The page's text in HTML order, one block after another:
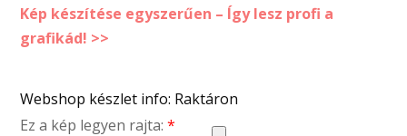
Kép készítése egyszerűen – Így lesz profi a
grafikád! >>
Webshop készlet info: Raktáron
Ez a kép legyen rajta:*